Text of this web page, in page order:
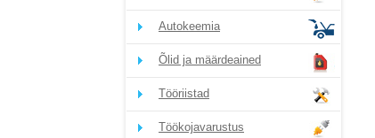
Autokeemia
Õlid ja määrdeained
Tööriistad
Töökojavarustus